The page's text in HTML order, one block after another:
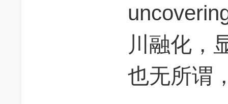
川融化，
也无所谓